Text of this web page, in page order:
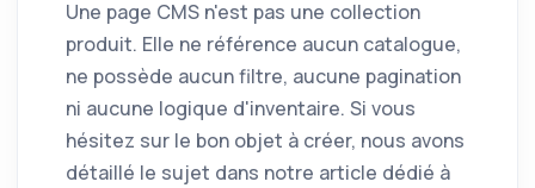
Une page CMS n'est pas une collection
produit. Elle ne référence aucun catalogue,
ne possède aucun filtre, aucune pagination
ni aucune logique d'inventaire. Si vous
hésitez sur le bon objet à créer, nous avons
détaillé le sujet dans notre article dédié à